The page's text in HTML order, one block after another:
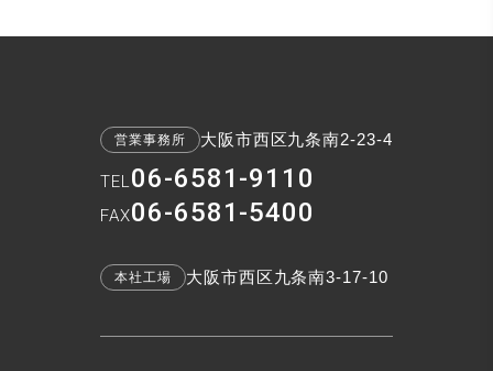
営業事務所 大阪市西区九条南2-23-4
TEL06-6581-9110
FAX06-6581-5400
本社工場 大阪市西区九条南3-17-10